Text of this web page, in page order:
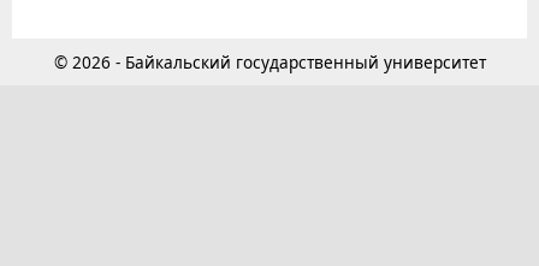
© 2026 - Байкальский государственный университет